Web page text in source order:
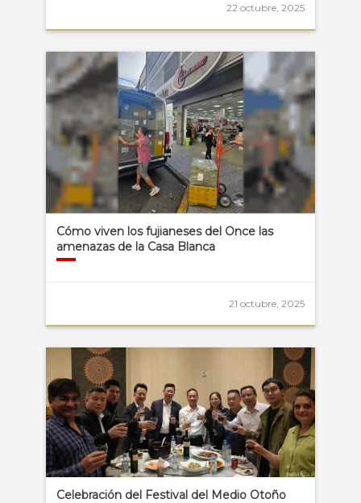
22 octubre, 2025
Cómo viven los fujianeses del Once las
amenazas de la Casa Blanca
21 octubre, 2025
Celebración del Festival del Medio Otoño